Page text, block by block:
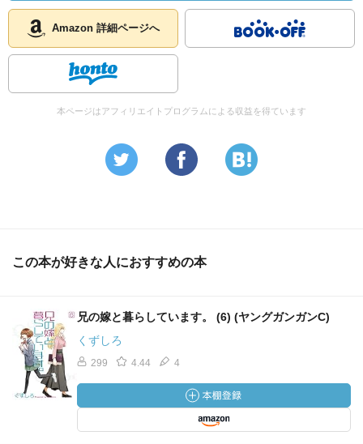
Amazon 詳細ページへ
本ページはアフィリエイトプログラムによる収益を得ています
この本が好きな人におすすめの本
兄の嫁と暮らしています。 (6) (ヤングガンガンC)
くずしろ
299 4.44 4